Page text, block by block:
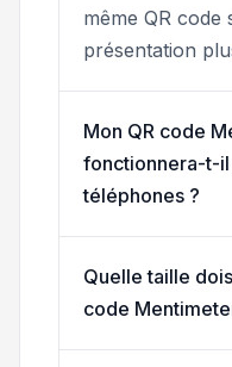
même QR code
présentation
Mon QR code
fonctionnera-t-il
téléphones ?
Quelle taille
code